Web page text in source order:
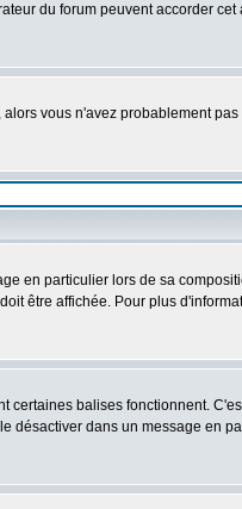
du forum peuvent accorder cet
vous n'avez probablement
en particulier lors de sa
être affichée. Pour plus
certaines balises fonctionnent.
désactiver dans un message en